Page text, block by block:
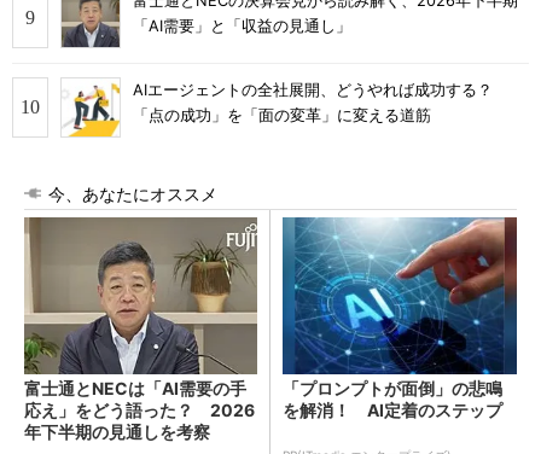
「AI需要」と「収益の見通し」
AIエージェントの全社展開、どうやれば成功する？
「点の成功」を「面の変革」に変える道筋
今、あなたにオススメ
富士通とNECは「AI需要の手
応え」をどう語った？ 2026
年下半期の見通しを考察
「プロンプトが面倒」の悲鳴
を解消！ AI定着のステップ